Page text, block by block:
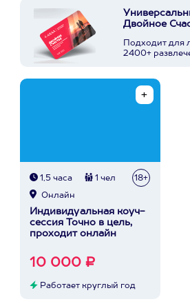
Двойное
Подходит для
2400+
1,5 часа 1 чел 18+
Онлайн
Индивидуальная коуч-
сессия Точно в цель,
проходит онлайн
10 000 ₽
Работает круглый год